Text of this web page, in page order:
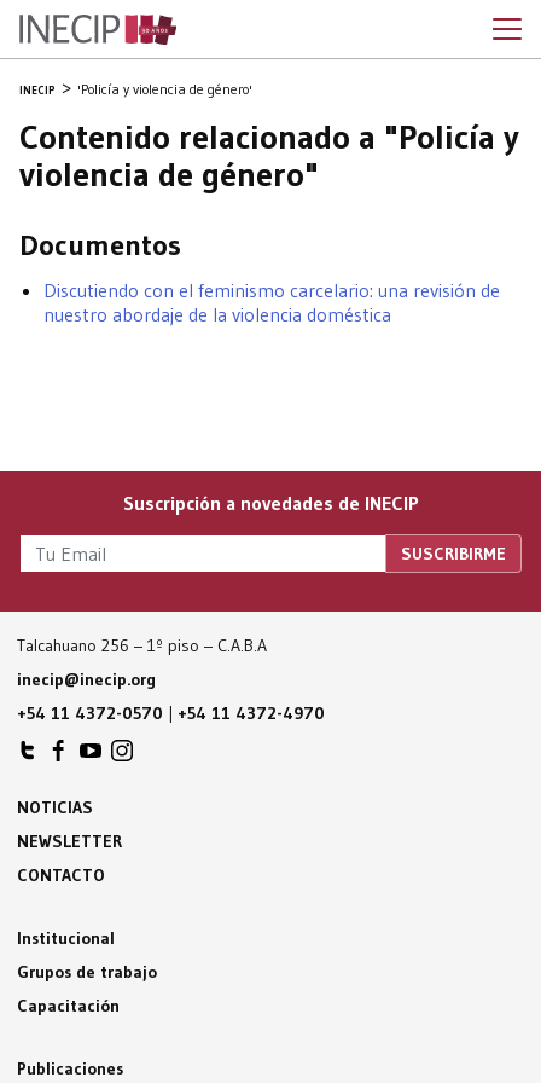
INECIP 'Policía y violencia de género'
Contenido relacionado a "Policía y
violencia de género"
Documentos
Discutiendo con el feminismo carcelario: una revisión de
nuestro abordaje de la violencia doméstica
Suscripción a novedades de INECIP
Talcahuano 256 – 1º piso – C.A.B.A
inecip@inecip.org
+54 11 4372-0570 | +54 11 4372-4970
NOTICIAS
NEWSLETTER
CONTACTO
Institucional
Grupos de trabajo
Capacitación
Publicaciones